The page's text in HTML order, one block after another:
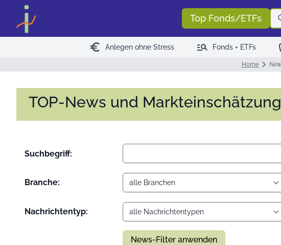
Top Fonds/ETFs
euro Anlegen ohne Stress manage_search Fonds + ETFs
Home
TOP-News und
Suchbegriff:
Branche:
Nachrichtentyp:
News-Filter anwenden